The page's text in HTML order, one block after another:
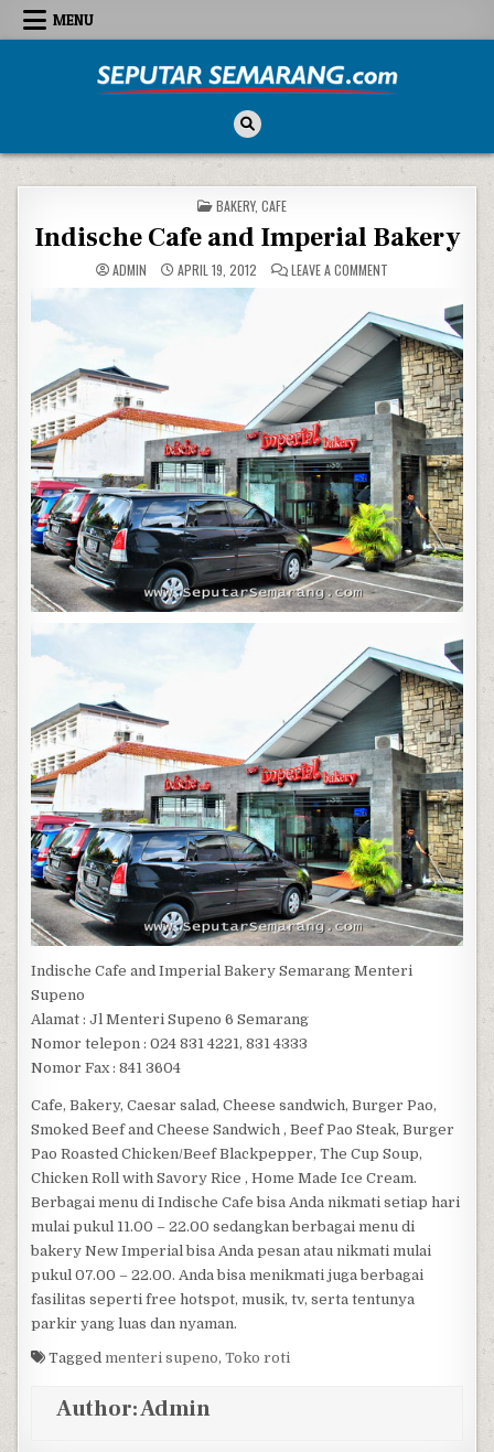
Skip to content
MENU
POSTED IN
BAKERY, CAFE
Indische Cafe and Imperial Bakery
ADMIN APRIL 19, 2012 LEAVE A COMMENTON INDISCHE CAFE
Indische Cafe and Imperial Bakery Semarang Menteri
Supeno
Alamat : Jl Menteri Supeno 6 Semarang
Nomor telepon : 024 831 4221, 831 4333
Nomor Fax : 841 3604
Cafe, Bakery, Caesar salad, Cheese sandwich, Burger Pao,
Smoked Beef and Cheese Sandwich , Beef Pao Steak, Burger
Pao Roasted Chicken/Beef Blackpepper, The Cup Soup,
Chicken Roll with Savory Rice , Home Made Ice Cream.
Berbagai menu di Indische Cafe bisa Anda nikmati setiap hari
mulai pukul 11.00 – 22.00 sedangkan berbagai menu di
bakery New Imperial bisa Anda pesan atau nikmati mulai
pukul 07.00 – 22.00. Anda bisa menikmati juga berbagai
fasilitas seperti free hotspot, musik, tv, serta tentunya
parkir yang luas dan nyaman.
Taggedmenteri supeno,Toko roti
Author:Admin